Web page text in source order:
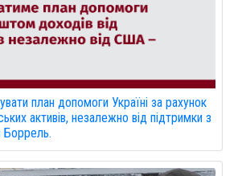
план допомоги Україні за рахунок
активів, незалежно від підтримки з